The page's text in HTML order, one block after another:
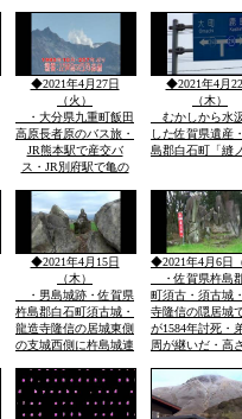
ける人応援求
「多布施川河岬
園」トンボ王
◆2021年4月27日
（火）
・大分県九重町飯田
高原長者原のバス旅・
JR熊本駅で産交バ
ス・JR別府駅で亀の
級ラムサール坊がつる
たではら湿原・ミヤマ
キリシマ九重連山法華
院温泉
◆2021年4月
（木）
むかしから水
した佐賀県遺産
島郡白石町「縫
◆2021年4月15日
（木）
・男島城跡・佐賀県
杵島郡白石町須古城・
龍造寺隆信の居城東側
の支城西側に杵島城連
鎮西屈指の堅城
◆2021年4月6日
・佐賀県杵島
町須古・須古城
寺隆信の隠居城
が1584年討死・
周が継いだ・高
２年天文年間か
年築城